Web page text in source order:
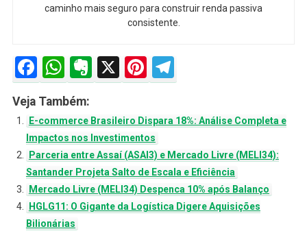
caminho mais seguro para construir renda passiva
consistente.
Facebook
WhatsApp
Evernote
X Pinterest
Telegram
Veja Também:
E-commerce Brasileiro Dispara 18%: Análise Completa e
Impactos nos Investimentos
Parceria entre Assaí (ASAI3) e Mercado Livre (MELI34):
Santander Projeta Salto de Escala e Eficiência
Mercado Livre (MELI34) Despenca 10% após Balanço
HGLG11: O Gigante da Logística Digere Aquisições
Bilionárias